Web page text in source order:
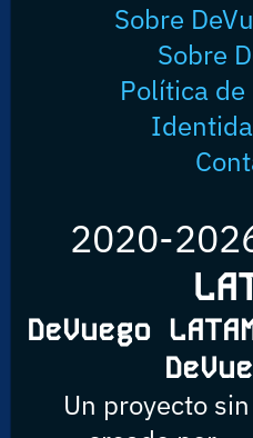
Sobre
Sobre
Política
2020-
DeVuego
Un proyecto